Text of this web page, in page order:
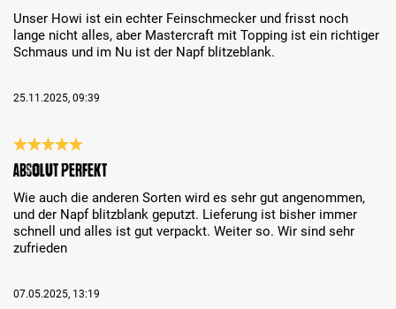
Unser Howi ist ein echter Feinschmecker und frisst noch
lange nicht alles, aber Mastercraft mit Topping ist ein richtiger
Schmaus und im Nu ist der Napf blitzeblank.
25.11.2025, 09:39
Análise com classificação de 5 de 5 estrelas
Absolut perfekt
Wie auch die anderen Sorten wird es sehr gut angenommen,
und der Napf blitzblank geputzt. Lieferung ist bisher immer
schnell und alles ist gut verpackt. Weiter so. Wir sind sehr
zufrieden
07.05.2025, 13:19